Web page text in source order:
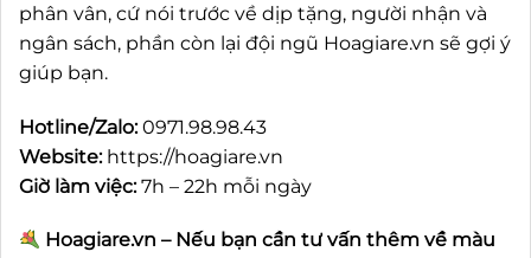
phân vân, cứ nói trước về dịp tặng, người nhận và
ngân sách, phần còn lại đội ngũ Hoagiare.vn sẽ gợi ý
giúp bạn.
Hotline/Zalo:0971.98.98.43
Website: https://hoagiare.vn
Giờ làm việc:7h – 22h mỗi ngày
Hoagiare.vn – Nếu bạn cần tư vấn thêm về màu